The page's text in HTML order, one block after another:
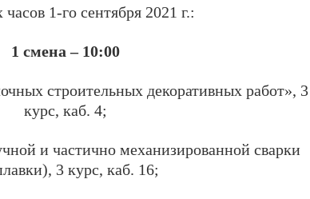
1-го сентября 2021 г.:
1 смена – 10:00
строительных декоративных работ», 3
курс, каб. 4;
и частично механизированной сварки
3 курс, каб. 16;